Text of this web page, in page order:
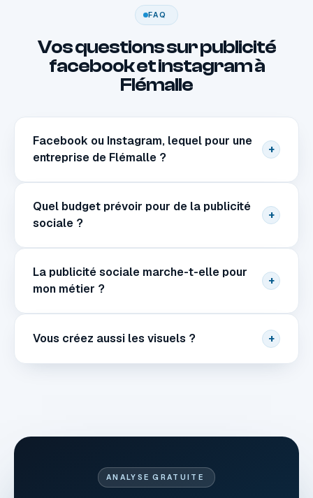
FAQ
Vos questions sur publicité
facebook et instagram à
Flémalle
Facebook ou Instagram, lequel pour une
entreprise de Flémalle ?
+
Quel budget prévoir pour de la publicité
sociale ?
+
La publicité sociale marche-t-elle pour
mon métier ?
+
Vous créez aussi les visuels ? +
ANALYSE GRATUITE